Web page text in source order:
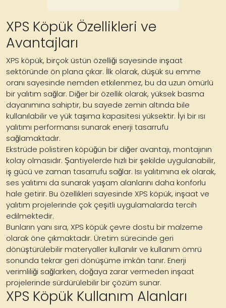
XPS Köpük Özellikleri ve
Avantajları
XPS köpük, birçok üstün özelliği sayesinde inşaat
sektöründe ön plana çıkar. İlk olarak, düşük su emme
oranı sayesinde nemden etkilenmez, bu da uzun ömürlü
bir yalıtım sağlar. Diğer bir özellik olarak, yüksek basma
dayanımına sahiptir, bu sayede zemin altında bile
kullanılabilir ve yük taşıma kapasitesi yüksektir. İyi bir ısı
yalıtımı performansı sunarak enerji tasarrufu
sağlamaktadır.
Ekstrüde polistiren köpüğün bir diğer avantajı, montajının
kolay olmasıdır. Şantiyelerde hızlı bir şekilde uygulanabilir,
iş gücü ve zaman tasarrufu sağlar. Isı yalıtımına ek olarak,
ses yalıtımı da sunarak yaşam alanlarını daha konforlu
hale getirir. Bu özellikleri sayesinde XPS köpük, inşaat ve
yalıtım projelerinde çok çeşitli uygulamalarda tercih
edilmektedir.
Bunların yanı sıra, XPS köpük çevre dostu bir malzeme
olarak öne çıkmaktadır. Üretim sürecinde geri
dönüştürülebilir materyaller kullanılır ve kullanım ömrü
sonunda tekrar geri dönüşüme imkân tanır. Enerji
verimliliği sağlarken, doğaya zarar vermeden inşaat
projelerinde sürdürülebilir bir çözüm sunar.
XPS Köpük Kullanım Alanları